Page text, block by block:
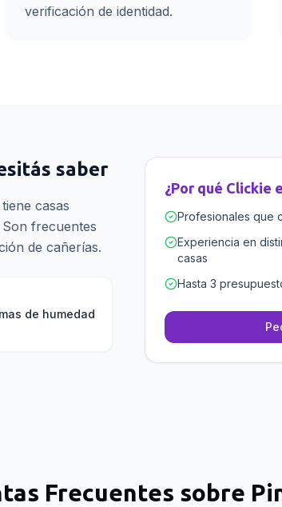
verificación de identidad.
saber
casas
frecuentes
de cañerías.
de humedad
¿Por qué Clickie
Profesionales que
Experiencia en
casas
Hasta 3
Frecuentes sobre